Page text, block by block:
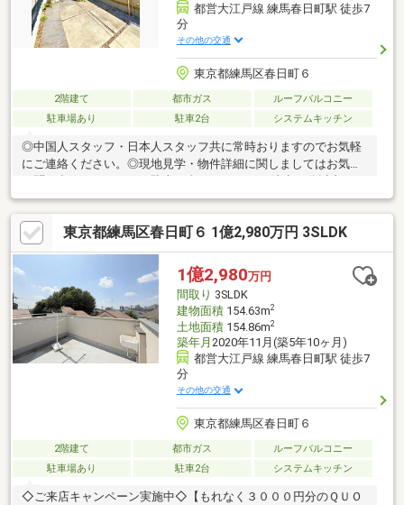
都営大江戸線 練馬春日町駅 徒歩7
分
その他の交通
東京都練馬区春日町６
2階建て 都市ガス
ルーフバルコニー
駐車場あり
駐車2台 システムキッチン
◎中国人スタッフ・日本人スタッフ共に常時おりますのでお気軽
にご連絡ください。◎現地見学・物件詳細に関しましてはお気軽
に問い合わせください。駐車２台可、スーパー 徒歩10分以内、シ
ステムキッチン、浴室乾燥機、陽当り良好、全居室収納、駅まで
平坦、閑静な住宅地、ＬＤＫ１５畳以上、前道６ｍ以上、和室、
庭、シャワー付洗面化粧台、対面式キッチン、ワイドバルコニ
ー、バリアフリー、トイレ２ヶ所、浴室１坪以上、２階建、２面
以上バルコニー、南面バルコニー、オートバス、温水洗浄便座、
床下収納、浴室に窓、節水型トイレ、ルーフバルコニー、平坦
地、屋根裏収納、床暖房、食器洗乾燥機、周辺交通量少なめ、浄
水器
東京都練馬区春日町６ 1億2,980万円 3SLDK
1億2,980万円
間取り 3SLDK
建物面積154.63m2
土地面積154.86m2
築年月 2020年11月(築5年10ヶ月)
都営大江戸線 練馬春日町駅 徒歩7
分
その他の交通
東京都練馬区春日町６
2階建て 都市ガス
ルーフバルコニー
駐車場あり
駐車2台 システムキッチン
◇ご来店キャンペーン実施中◇【もれなく３０００円分のＱＵＯ